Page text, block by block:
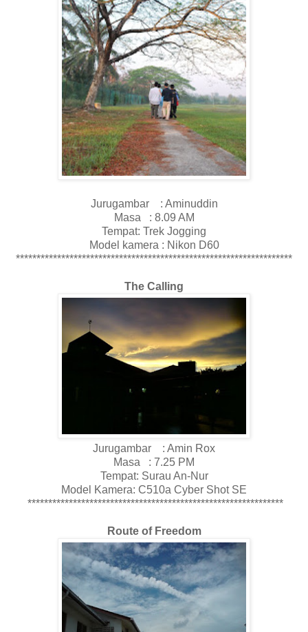
Jurugambar : Aminuddin
Masa : 8.09 AM
Tempat: Trek Jogging
Model kamera : Nikon D60
*******************************************************************
The Calling
Jurugambar : Amin Rox
Masa : 7.25 PM
Tempat: Surau An-Nur
Model Kamera: C510a Cyber Shot SE
**************************************************************
Route of Freedom